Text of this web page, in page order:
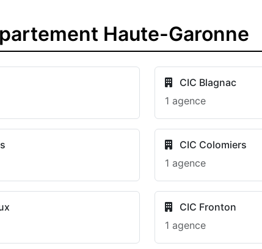
Haute-Garonne
CIC Blagnac
1 agence
CIC Colomiers
1 agence
CIC Fronton
1 agence